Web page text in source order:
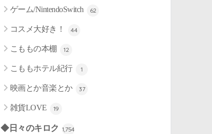
ゲーム/NintendoSwitch 62
コスメ大好き！ 44
こももの本棚 12
こももホテル紀行 1
映画とか音楽とか 37
雑貨LOVE 19
◆日々のキロク 1,754